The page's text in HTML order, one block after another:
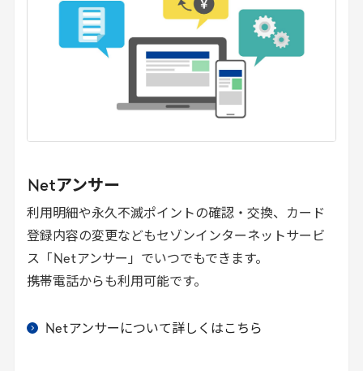
Net アンサー
利用明細や永久不滅ポイントの確認・交換、カード
登録内容の変更などもセゾンインターネットサービ
ス「 Net アンサー」でいつでもできます。
携帯電話からも利用可能です。
Net アンサーについて詳しくはこちら